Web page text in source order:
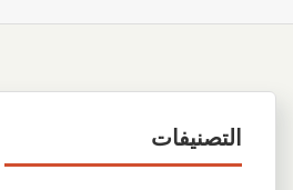
التصنيفات